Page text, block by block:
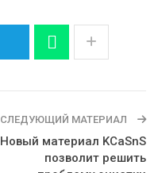
СЛЕДУЮЩИЙ МАТЕРИАЛ
Новый материал KCaSnS
позволит решить